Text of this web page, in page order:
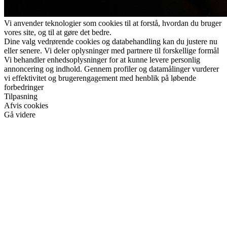
Vi anvender teknologier som cookies til at forstå, hvordan du bruger
vores site, og til at gøre det bedre.
Dine valg vedrørende cookies og databehandling kan du justere nu
eller senere. Vi deler oplysninger med partnere til forskellige formål
Vi behandler enhedsoplysninger for at kunne levere personlig
annoncering og indhold. Gennem profiler og datamålinger vurderer
vi effektivitet og brugerengagement med henblik på løbende
forbedringer
Tilpasning
Afvis cookies
Gå videre